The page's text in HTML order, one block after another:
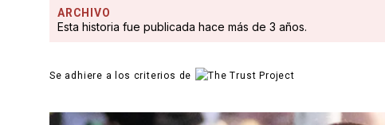
ARCHIVO
Esta historia fue publicada hace más de 3 años.
Se adhiere a los criterios de